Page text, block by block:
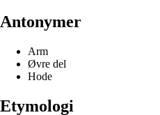
Antonymer
Arm
Øvre del
Hode
Etymologi